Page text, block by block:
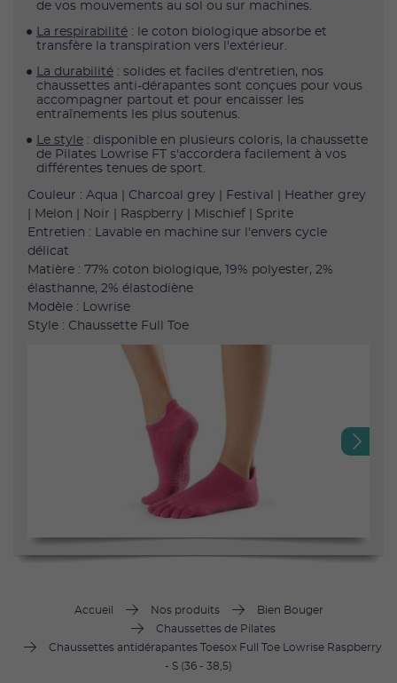
de vos mouvements au sol ou sur machines.
La respirabilité : le coton biologique absorbe et
transfère la transpiration vers l'extérieur.
La durabilité : solides et faciles d'entretien, nos
chaussettes anti-dérapantes sont conçues pour vous
accompagner partout et pour encaisser les
entraînements les plus soutenus.
Le style : disponible en plusieurs coloris, la chaussette
de Pilates Lowrise FT s'accordera facilement à vos
différentes tenues de sport.
Couleur : Aqua | Charcoal grey | Festival | Heather grey
| Melon | Noir | Raspberry | Mischief | Sprite
Entretien : Lavable en machine sur l'envers cycle
délicat
Matière : 77% coton biologique, 19% polyester, 2%
élasthanne, 2% élastodiène
Modèle : Lowrise
Style : Chaussette Full Toe
Accueil Nos produits
Bien Bouger
Chaussettes de Pilates
Chaussettes antidérapantes Toesox Full Toe Lowrise Raspberry
- S (36 - 38,5)